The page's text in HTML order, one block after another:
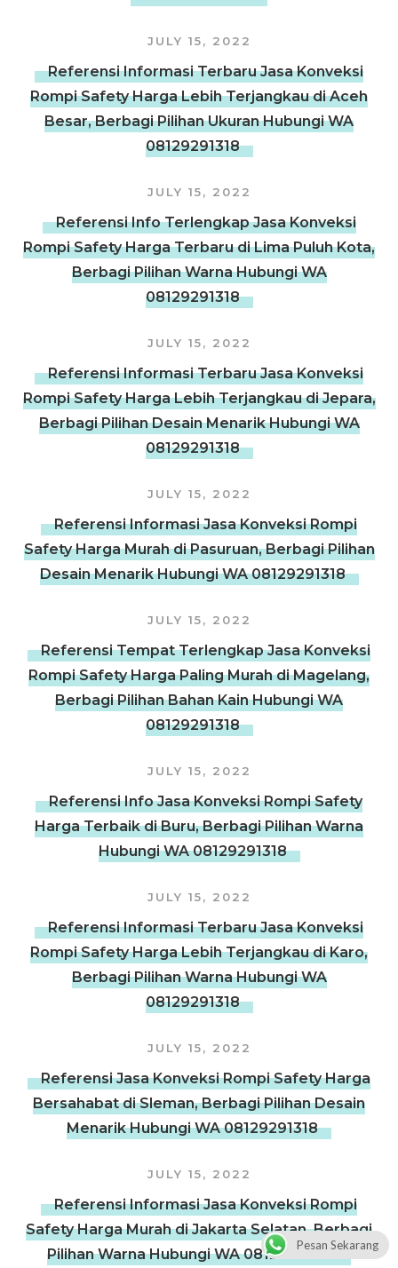
JULY 15, 2022
Referensi Informasi Terbaru Jasa Konveksi
Rompi Safety Harga Lebih Terjangkau di Aceh
Besar, Berbagi Pilihan Ukuran Hubungi WA
08129291318
JULY 15, 2022
Referensi Info Terlengkap Jasa Konveksi
Rompi Safety Harga Terbaru di Lima Puluh Kota,
Berbagi Pilihan Warna Hubungi WA
08129291318
JULY 15, 2022
Referensi Informasi Terbaru Jasa Konveksi
Rompi Safety Harga Lebih Terjangkau di Jepara,
Berbagi Pilihan Desain Menarik Hubungi WA
08129291318
JULY 15, 2022
Referensi Informasi Jasa Konveksi Rompi
Safety Harga Murah di Pasuruan, Berbagi Pilihan
Desain Menarik Hubungi WA 08129291318
JULY 15, 2022
Referensi Tempat Terlengkap Jasa Konveksi
Rompi Safety Harga Paling Murah di Magelang,
Berbagi Pilihan Bahan Kain Hubungi WA
08129291318
JULY 15, 2022
Referensi Info Jasa Konveksi Rompi Safety
Harga Terbaik di Buru, Berbagi Pilihan Warna
Hubungi WA 08129291318
JULY 15, 2022
Referensi Informasi Terbaru Jasa Konveksi
Rompi Safety Harga Lebih Terjangkau di Karo,
Berbagi Pilihan Warna Hubungi WA
08129291318
JULY 15, 2022
Referensi Jasa Konveksi Rompi Safety Harga
Bersahabat di Sleman, Berbagi Pilihan Desain
Menarik Hubungi WA 08129291318
JULY 15, 2022
Referensi Informasi Jasa Konveksi Rompi
Safety Harga Murah di Jakarta Selatan, Berbagi
Pilihan Warna Hubungi WA 08129291318
Pesan Sekarang